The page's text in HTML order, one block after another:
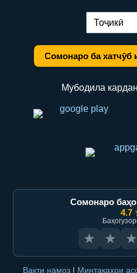
Иваз
Сомонаро ба хатчӯб
Мубодила кардан
Сомонаро
4.7
★ ★ ★
Вақти намоз | Минтақаҳои